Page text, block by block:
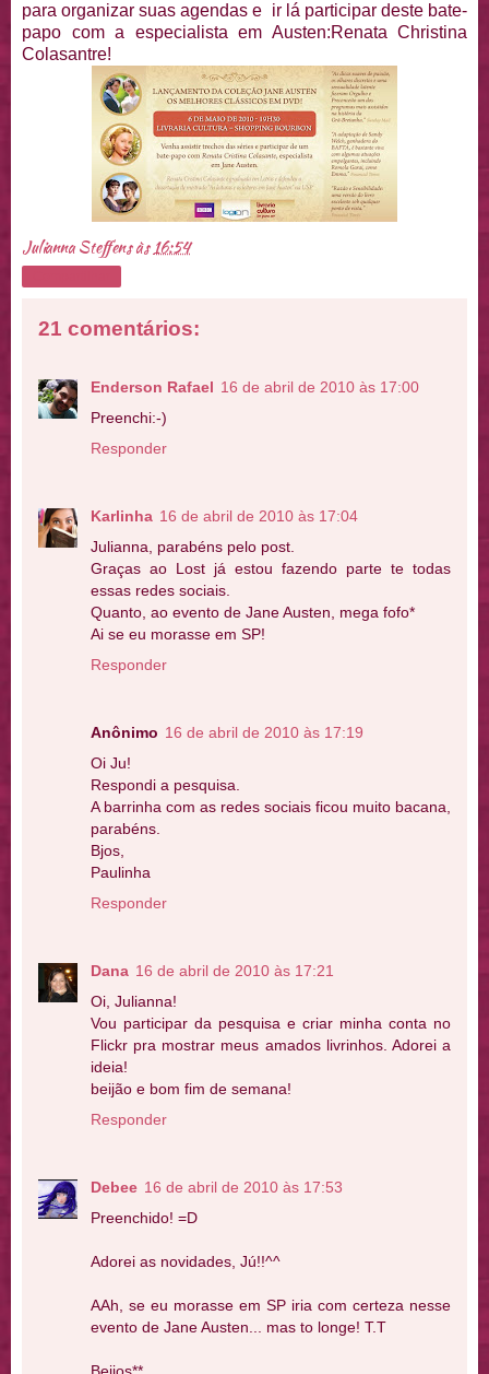
para organizar suas agendas e ir lá participar deste bate-
papo com a especialista em Austen:Renata Christina
Colasantre!
Julianna Steffensàs 16:54
21 comentários:
Enderson Rafael 16 de abril de 2010 às 17:00
Preenchi:-)
Responder
Karlinha 16 de abril de 2010 às 17:04
Julianna, parabéns pelo post.
Graças ao Lost já estou fazendo parte te todas
essas redes sociais.
Quanto, ao evento de Jane Austen, mega fofo*
Ai se eu morasse em SP!
Responder
Anônimo 16 de abril de 2010 às 17:19
Oi Ju!
Respondi a pesquisa.
A barrinha com as redes sociais ficou muito bacana,
parabéns.
Bjos,
Paulinha
Responder
Dana 16 de abril de 2010 às 17:21
Oi, Julianna!
Vou participar da pesquisa e criar minha conta no
Flickr pra mostrar meus amados livrinhos. Adorei a
ideia!
beijão e bom fim de semana!
Responder
Debee 16 de abril de 2010 às 17:53
Preenchido! =D
Adorei as novidades, Jú!!^^
AAh, se eu morasse em SP iria com certeza nesse
evento de Jane Austen... mas to longe! T.T